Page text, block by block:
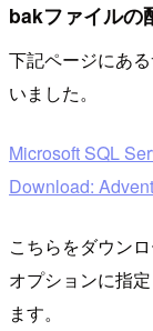
bakファイルの
下記ページにあ
いました。
Microsoft SQL
Download:
こちらをダウンロ
オプションに指
ます。